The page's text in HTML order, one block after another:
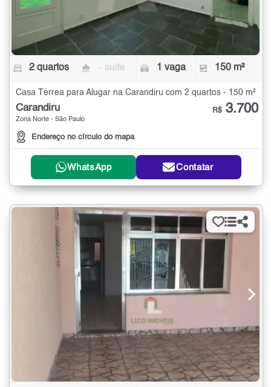
2 quartos - suíte 1 vaga 150 m²
Casa Térrea para Alugar na Carandiru com 2 quartos - 150 m²
Carandiru
Zona Norte - São Paulo
Endereço no círculo do mapa
R$ 3.700
WhatsApp Contatar